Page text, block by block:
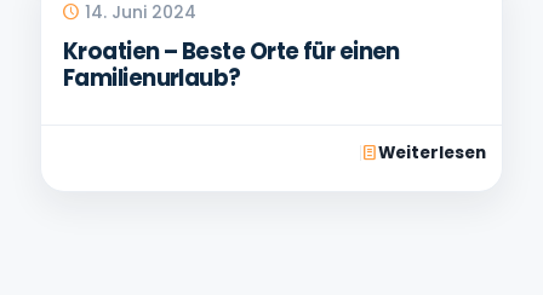
14. Juni 2024
Kroatien – Beste Orte für einen
Familienurlaub?
Weiterlesen